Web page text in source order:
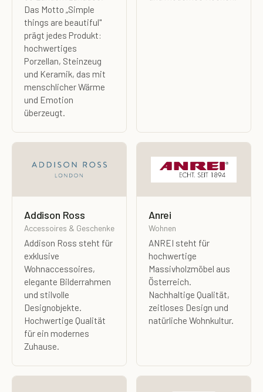
Das Motto „Simple
things are beautiful"
prägt jedes Produkt:
hochwertiges
Porzellan, Steinzeug
und Keramik, das mit
menschlicher Wärme
und Emotion
überzeugt.
Addison Ross
Accessoires & Geschenke
Addison Ross steht für
exklusive
Wohnaccessoires,
elegante Bilderrahmen
und stilvolle
Designobjekte.
Hochwertige Qualität
für ein modernes
Zuhause.
Anrei
Wohnen
ANREI steht für
hochwertige
Massivholzmöbel aus
Österreich.
Nachhaltige Qualität,
zeitloses Design und
natürliche Wohnkultur.